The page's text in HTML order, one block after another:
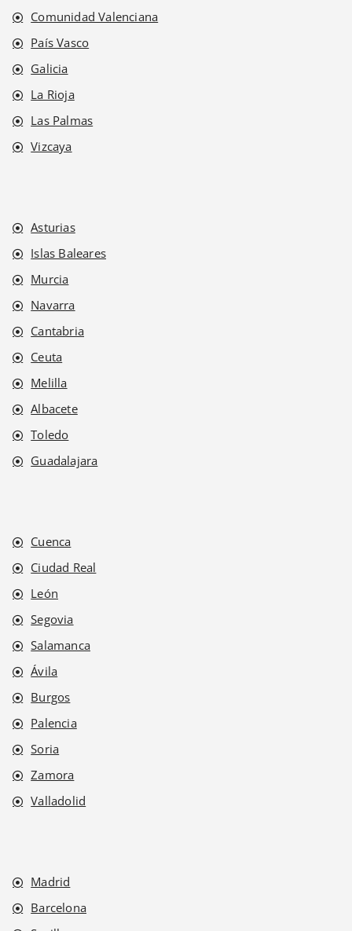
Comunidad Valenciana
País Vasco
Galicia
La Rioja
Las Palmas
Vizcaya
Asturias
Islas Baleares
Murcia
Navarra
Cantabria
Ceuta
Melilla
Albacete
Toledo
Guadalajara
Cuenca
Ciudad Real
León
Segovia
Salamanca
Ávila
Burgos
Palencia
Soria
Zamora
Valladolid
Madrid
Barcelona